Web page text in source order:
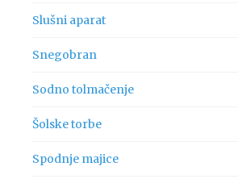
Slušni aparat
Snegobran
Sodno tolmačenje
Šolske torbe
Spodnje majice